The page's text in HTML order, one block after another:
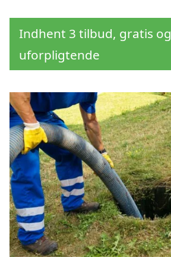
Indhent 3 tilbud, gratis og
uforpligtende